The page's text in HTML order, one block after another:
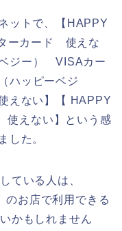
ットで、【HAPPY
ーカード 使えな
ジー） VISAカー
ハッピーベジ
ない】【 HAPPY
えない】という感
した。
ている人は、
のお店で利用できる
かもしれません